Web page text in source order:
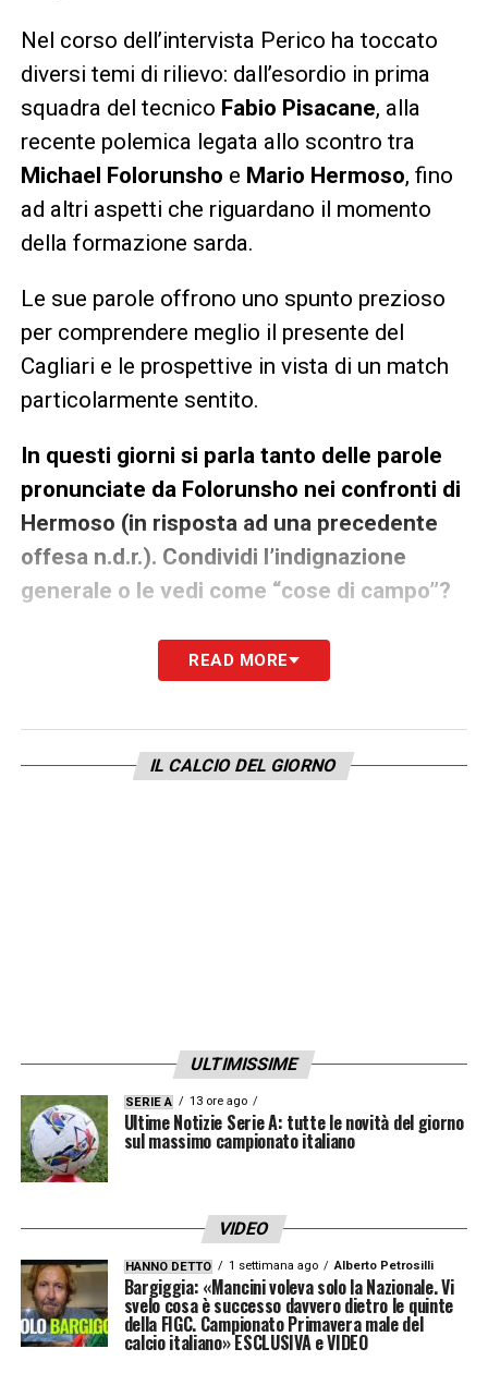
Nel corso dell’intervista Perico ha toccato
diversi temi di rilievo: dall’esordio in prima
squadra del tecnico Fabio Pisacane, alla
recente polemica legata allo scontro tra
Michael Folorunsho e Mario Hermoso, fino
ad altri aspetti che riguardano il momento
della formazione sarda.
Le sue parole offrono uno spunto prezioso
per comprendere meglio il presente del
Cagliari e le prospettive in vista di un match
particolarmente sentito.
In questi giorni si parla tanto delle parole
pronunciate da Folorunsho nei confronti di
Hermoso (in risposta ad una precedente
offesa n.d.r.). Condividi l’indignazione
generale o le vedi come “cose di campo”?
«Ci sono state offese da una parte e
dall’altra, io non monterei il caso. Ora ci sono
qualche stagione fa, quando non c’era il VAR,
non dico che fosse la normalità, ma quelle
c’era un giocatore a terra e non si sapeva
cosa gli fosse successo. E allora
cos’avremmo dovuto fare? Andare sul
penale? La gente sottovaluta che in campo
ci sono pressione e tantissima tensione. Le
cose si dicono e poi alla fine della partita,
anche se non lo fanno vedere, nel tunnel
arriva un chiarimento».
Hai trascorso 4 anni in Sardegna, qual è il
READ MORE
IL CALCIO DEL GIORNO
ULTIMISSIME
SERIE A 13 ore ago
Ultime Notizie Serie A: tutte le novità del giorno
sul massimo campionato italiano
VIDEO
HANNO DETTO 1 settimana ago Alberto Petrosilli
Bargiggia: «Mancini voleva solo la Nazionale. Vi
svelo cosa è successo davvero dietro le quinte
della FIGC. Campionato Primavera male del
calcio italiano» ESCLUSIVA e VIDEO